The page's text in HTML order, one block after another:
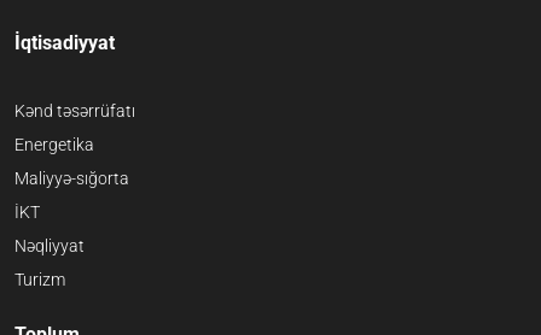
İqtisadiyyat
Kənd təsərrüfatı
Energetika
Maliyyə-sığorta
İKT
Nəqliyyat
Turizm